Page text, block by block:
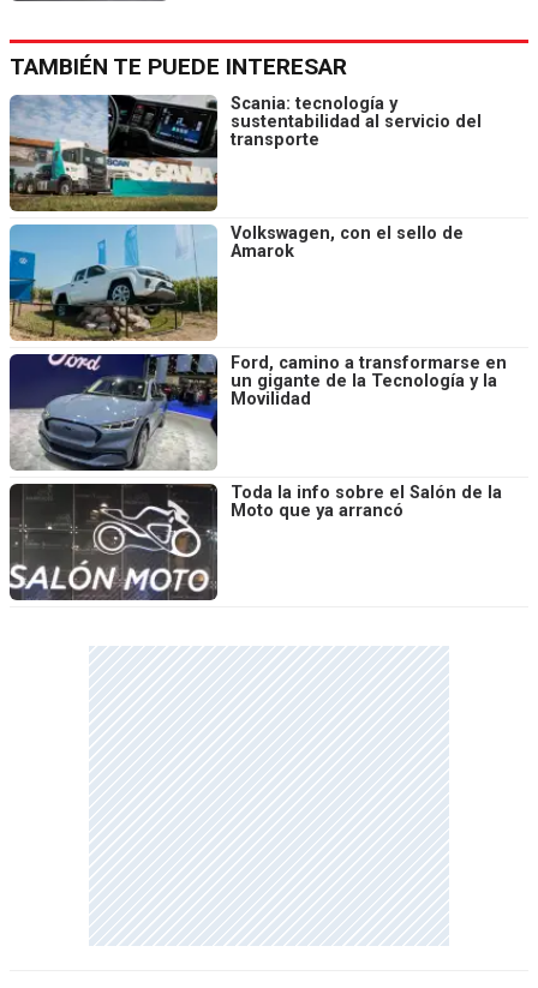
TAMBIÉN TE PUEDE INTERESAR
Scania: tecnología y
sustentabilidad al servicio del
transporte
Volkswagen, con el sello de
Amarok
Ford, camino a transformarse en
un gigante de la Tecnología y la
Movilidad
Toda la info sobre el Salón de la
Moto que ya arrancó